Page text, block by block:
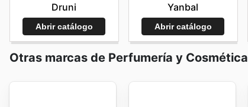
Druni
Abrir catálogo
Yanbal
Abrir catálogo
Otras marcas de Perfumería y Cosmética